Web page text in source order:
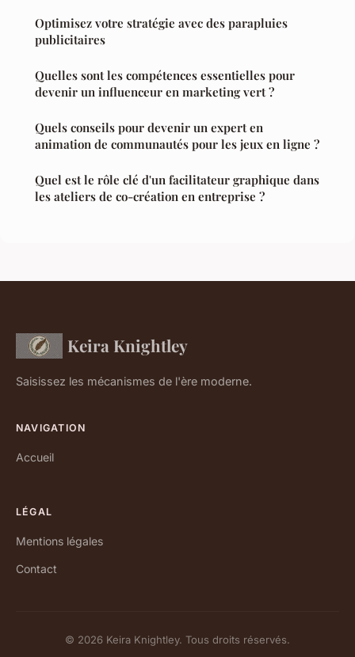
Optimisez votre stratégie avec des parapluies
publicitaires
Quelles sont les compétences essentielles pour
devenir un influenceur en marketing vert ?
Quels conseils pour devenir un expert en
animation de communautés pour les jeux en ligne ?
Quel est le rôle clé d'un facilitateur graphique dans
les ateliers de co-création en entreprise ?
Keira Knightley
Saisissez les mécanismes de l'ère moderne.
NAVIGATION
Accueil
LÉGAL
Mentions légales
Contact
© 2026 Keira Knightley. Tous droits réservés.